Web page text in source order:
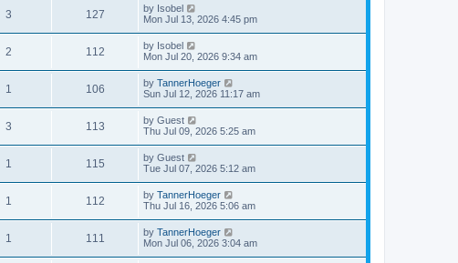
3 127 by Isobel
Mon Jul 13, 2026 4:45 pm
2 112 by Isobel
Mon Jul 20, 2026 9:34 am
1 106 by TannerHoeger
Sun Jul 12, 2026 11:17 am
3 113 by Guest
Thu Jul 09, 2026 5:25 am
1 115 by Guest
Tue Jul 07, 2026 5:12 am
1 112 by TannerHoeger
Thu Jul 16, 2026 5:06 am
1 111 by TannerHoeger
Mon Jul 06, 2026 3:04 am